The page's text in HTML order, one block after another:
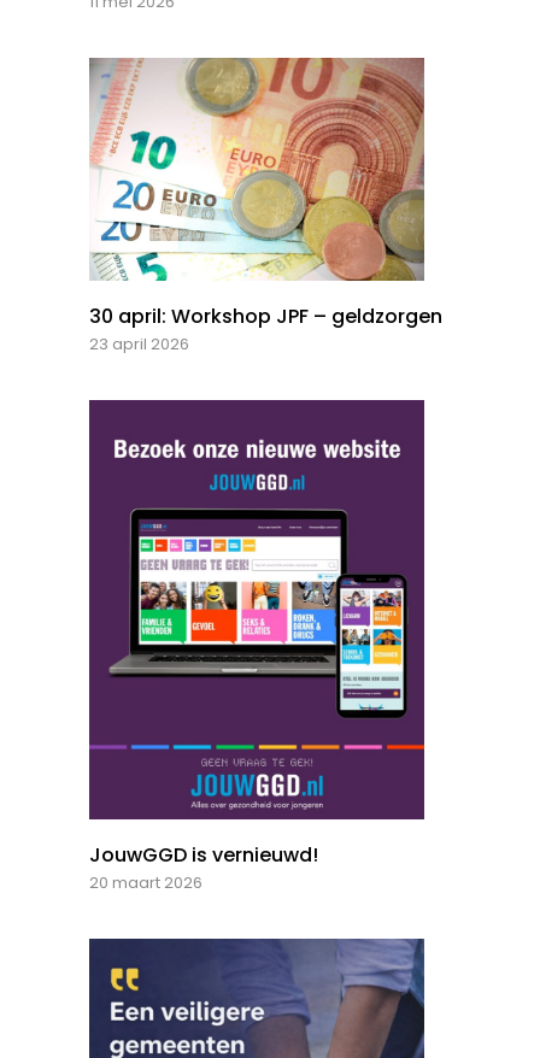
30 april: Workshop JPF – geldzorgen
23 april 2026
JouwGGD is vernieuwd!
20 maart 2026